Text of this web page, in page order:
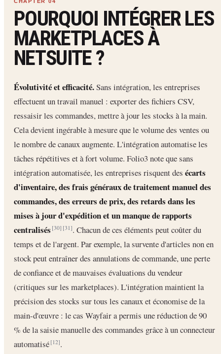
POURQUOI INTÉGRER LES
MARKETPLACES À
NETSUITE ?
Évolutivité et efficacité.Sans intégration, les entreprises
effectuent un travail manuel : exporter des fichiers CSV,
ressaisir les commandes, mettre à jour les stocks à la main.
Cela devient ingérable à mesure que le volume des ventes ou
le nombre de canaux augmente. L'intégration automatise les
tâches répétitives et à fort volume. Folio3 note que sans
intégration automatisée, les entreprises risquent des écarts
d'inventaire, des frais généraux de traitement manuel des
commandes, des erreurs de prix, des retards dans les
mises à jour d'expédition et un manque de rapports
centralisés [30] [31]. Chacun de ces éléments peut coûter du
temps et de l'argent. Par exemple, la survente d'articles non en
stock peut entraîner des annulations de commande, une perte
de confiance et de mauvaises évaluations du vendeur
(critiques sur les marketplaces). L'intégration maintient la
précision des stocks sur tous les canaux et économise de la
main-d'œuvre : le cas Wayfair a permis une réduction de 90
% de la saisie manuelle des commandes grâce à un connecteur
automatisé[12].